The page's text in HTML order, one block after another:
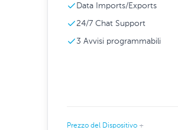
Data Imports/Exports
24/7 Chat Support
3 Avvisi programmabili
Prezzo del Dispositivo +